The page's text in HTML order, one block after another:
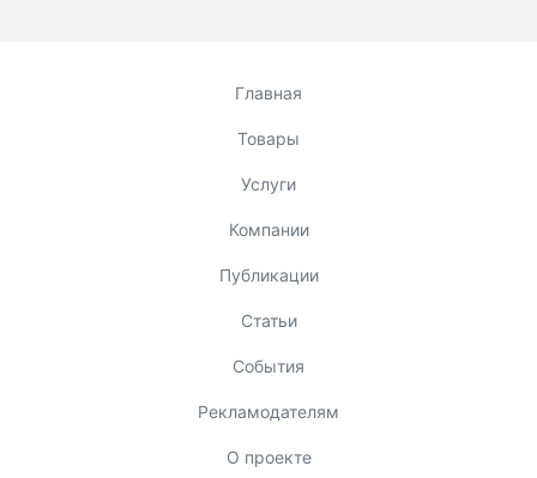
Главная
Товары
Услуги
Компании
Публикации
Статьи
События
Рекламодателям
О проекте